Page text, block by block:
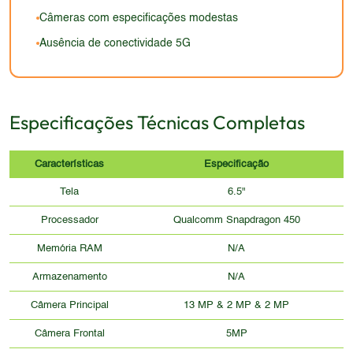
experiência visual premium.
Câmeras com especificações modestas
Ausência de conectividade 5G
Especificações Técnicas Completas
Características Especificação
Tela 6.5"
Processador Qualcomm Snapdragon 450
Memória RAM N/A
Armazenamento N/A
Câmera Principal 13 MP & 2 MP & 2 MP
Câmera Frontal 5MP